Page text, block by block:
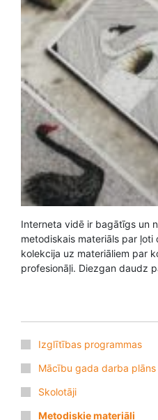
Interneta vidē ir bagātīgs un
metodiskais materiāls par ļoti
kolekcija uz materiāliem par
profesionāļi. Diezgan daudz
Izglītības programmas
Mācību gada darba plāns
Skolotāji
Metodiskie materiāli